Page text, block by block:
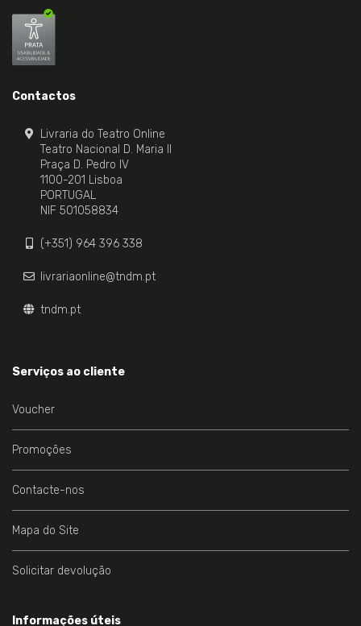
Contactos
Livraria do Teatro Online
Teatro Nacional D. Maria II
Praça D. Pedro IV
1100-201 Lisboa
PORTUGAL
NIF 501058834
(+351) 964 396 338
livrariaonline@tndm.pt
tndm.pt
Serviços ao cliente
Voucher
Promoções
Contacte-nos
Mapa do Site
Solicitar devolução
Informações úteis